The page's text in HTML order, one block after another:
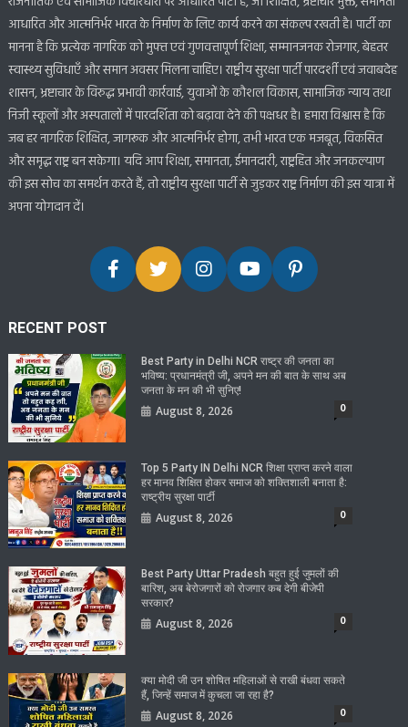
आधारित और आत्मनिर्भर भारत के निर्माण के लिए कार्य करने का संकल्प रखती है। पार्टी का
मानना है कि प्रत्येक नागरिक को मुफ्त एवं गुणवत्तापूर्ण शिक्षा, सम्मानजनक रोजगार, बेहतर
स्वास्थ्य सुविधाएँ और समान अवसर मिलना चाहिए। राष्ट्रीय सुरक्षा पार्टी पारदर्शी एवं जवाबदेह
शासन, भ्रष्टाचार के विरुद्ध प्रभावी कार्रवाई, युवाओं के कौशल विकास, सामाजिक न्याय तथा
निजी स्कूलों और अस्पतालों में पारदर्शिता को बढ़ावा देने की पक्षधर है। हमारा विश्वास है कि
जब हर नागरिक शिक्षित, जागरूक और आत्मनिर्भर होगा, तभी भारत एक मजबूत, विकसित
और समृद्ध राष्ट्र बन सकेगा। यदि आप शिक्षा, समानता, ईमानदारी, राष्ट्रहित और जनकल्याण
की इस सोच का समर्थन करते हैं, तो राष्ट्रीय सुरक्षा पार्टी से जुड़कर राष्ट्र निर्माण की इस यात्रा में
अपना योगदान दें।
RECENT POST
Best Party in Delhi NCR राष्ट्र की जनता का
भविष्य: प्रधानमंत्री जी, अपने मन की बात के साथ अब
जनता के मन की भी सुनिए!
August 8, 2026 0
Top 5 Party IN Delhi NCR शिक्षा प्राप्त करने वाला
हर मानव शिक्षित होकर समाज को शक्तिशाली बनाता है:
राष्ट्रीय सुरक्षा पार्टी
August 8, 2026 0
Best Party Uttar Pradesh बहुत हुई जुमलों की
बारिश, अब बेरोजगारों को रोजगार कब देगी बीजेपी
सरकार?
August 8, 2026 0
क्या मोदी जी उन शोषित महिलाओं से राखी बंधवा सकते
हैं, जिन्हें समाज में कुचला जा रहा है?
August 8, 2026 0